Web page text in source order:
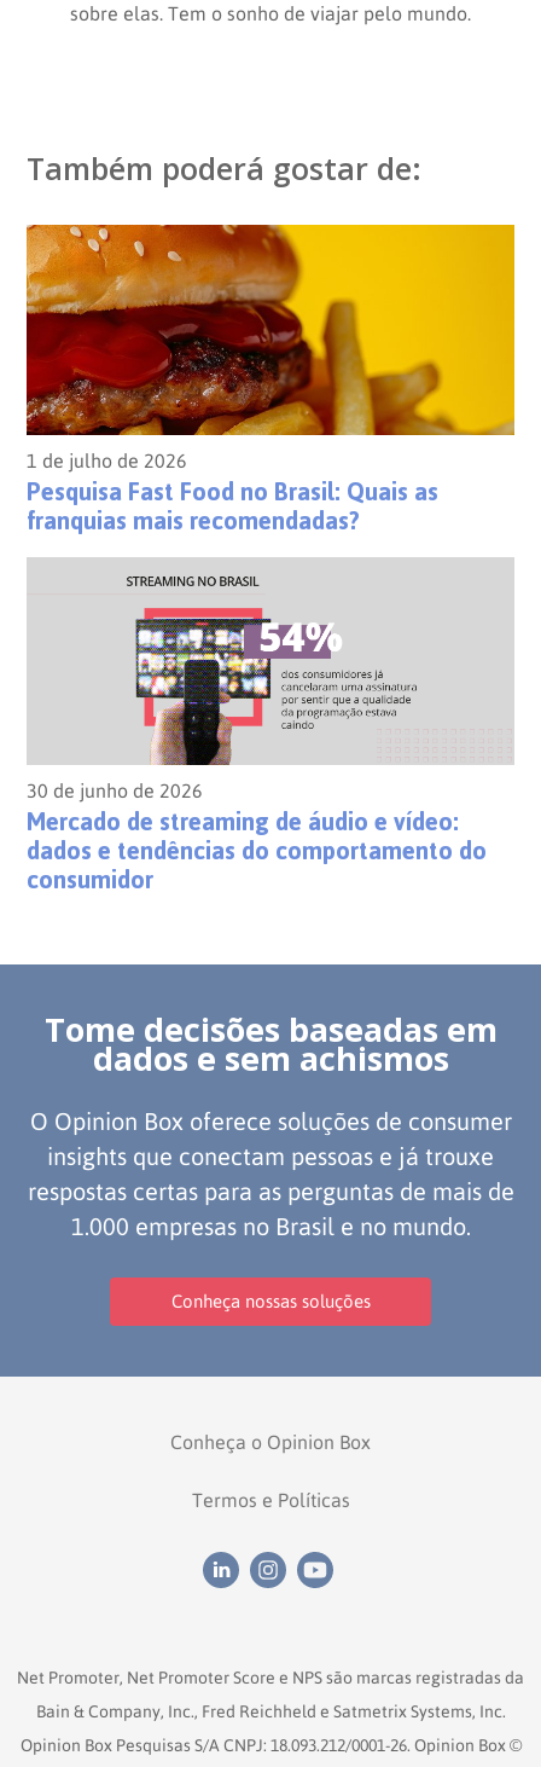
sobre elas. Tem o sonho de viajar pelo mundo.
Também poderá gostar de:
1 de julho de 2026
Pesquisa Fast Food no Brasil: Quais as
franquias mais recomendadas?
30 de junho de 2026
Mercado de streaming de áudio e vídeo:
dados e tendências do comportamento do
consumidor
Tome decisões baseadas em
dados e sem achismos
O Opinion Box oferece soluções de consumer
insights que conectam pessoas e já trouxe
respostas certas para as perguntas de mais de
1.000 empresas no Brasil e no mundo.
Conheça nossas soluções
Conheça o Opinion Box
Termos e Políticas
Net Promoter, Net Promoter Score e NPS são marcas registradas da
Bain & Company, Inc., Fred Reichheld e Satmetrix Systems, Inc.
Opinion Box Pesquisas S/A CNPJ: 18.093.212/0001-26. Opinion Box ©